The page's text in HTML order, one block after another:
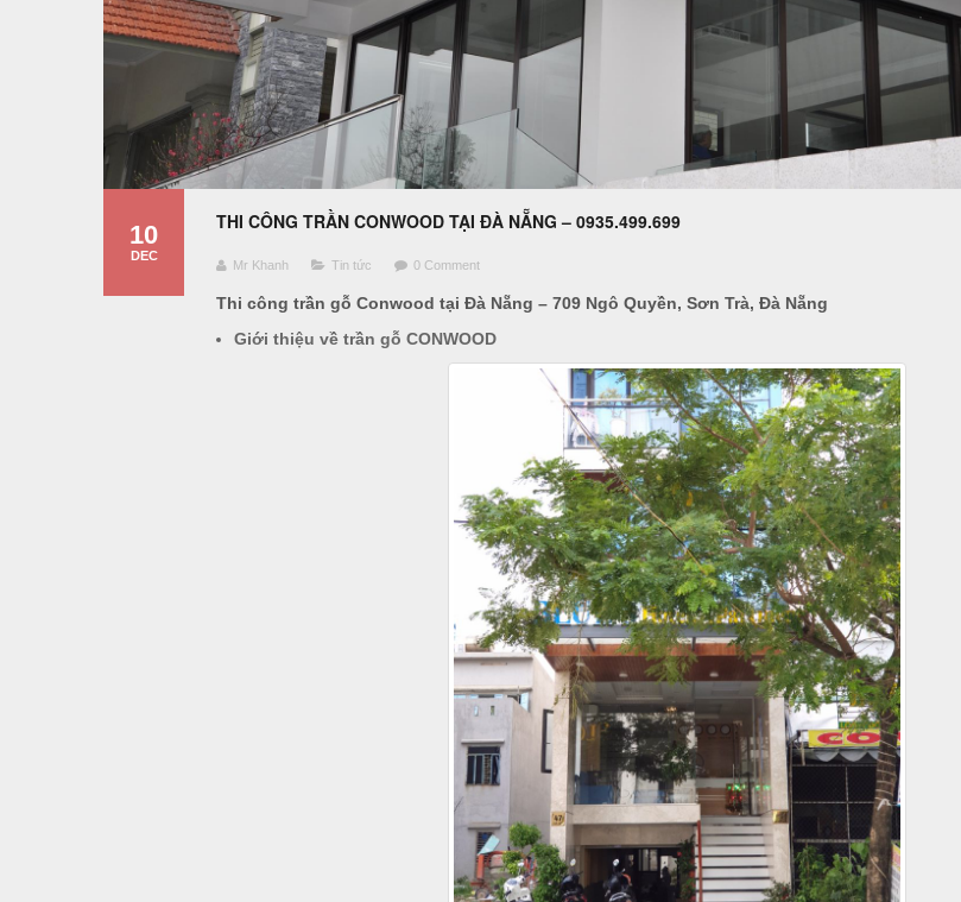
10
DEC
THI CÔNG TRẦN CONWOOD TẠI ĐÀ NẴNG – 0935.499.699
Mr Khanh Tin tức 0 Comment
Thi công trần gỗ Conwood tại Đà Nẵng – 709 Ngô Quyền, Sơn Trà, Đà Nẵng
Giới thiệu về trần gỗ CONWOOD